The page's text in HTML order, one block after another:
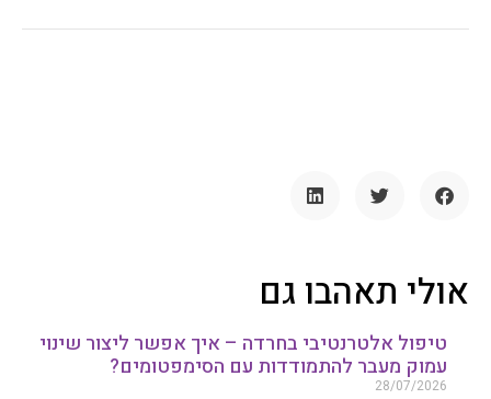
אולי תאהבו גם
טיפול אלטרנטיבי בחרדה – איך אפשר ליצור שינוי
עמוק מעבר להתמודדות עם הסימפטומים?
28/07/2026